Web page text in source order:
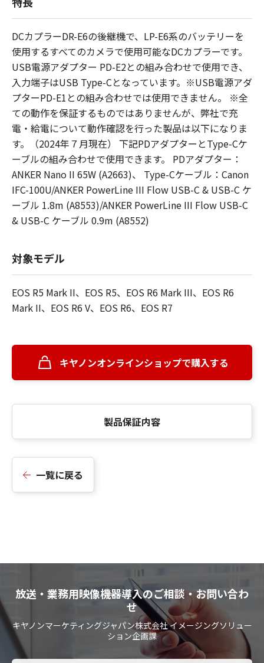
DCカプラーDR-E6の後継機で、LP-E6系のバッテリーを
使用するすべてのカメラで使用可能なDCカプラーです。
USB電源アダプター PD-E2との組み合わせで使用でき、
入力端子はUSB Type-Cとなっています。※USB電源アダ
プターPD-E1との組み合わせでは使用できません。 ※全
ての動作を保証するものではありませんが、弊社で充
電・給電について動作確認を行った製品は以下になりま
す。（2024年７月現在） 下記PDアダプターとType-Cケ
ーブルの組み合わせで使用できます。 PDアダプター：
ANKER Nano II 65W (A2663)、 Type-Cケーブル：Canon
IFC-100U/ANKER PowerLine III Flow USB-C & USB-C ケ
ーブル 1.8m (A8553)/ANKER PowerLine III Flow USB-C
& USB-C ケーブル 0.9m (A8552)
対象モデル
EOS R5 Mark II、EOS R5、EOS R6 Mark III、EOS R6
Mark II、EOS R6 V、EOS R6、EOS R7
キヤノンオンラインショップで購入する
製品保証内容
一覧に戻る
放送・業務用映像機器導入のご相談・お問い合わ
せ
キヤノンマーケティングジャパン株式会社 イメージングソリュー
ション企画課